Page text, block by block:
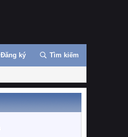
Đăng ký Tìm kiếm